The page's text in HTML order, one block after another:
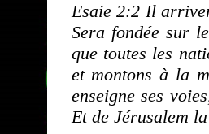
Esaie 2:2 Il
Sera fondée sur
que toutes les
et montons à la
enseigne ses
Et de Jérusalem